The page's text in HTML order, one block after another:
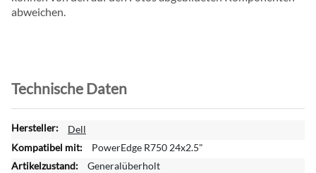
abweichen.
Technische Daten
W
e
Dell
PowerEdge R750 24x2.5"
Generalüberholt